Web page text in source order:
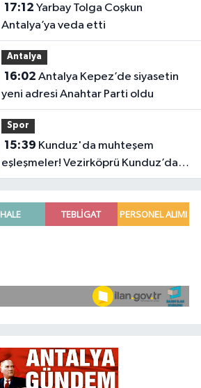
17:12
Antalya’ya veda etti
Antalya
16:02
yeni adresi Anahtar Parti oldu
Spor
15:39
eşleşmeler! Vezirköprü Kunduz’da
nefesler tutuldu, son 16 belli oldu